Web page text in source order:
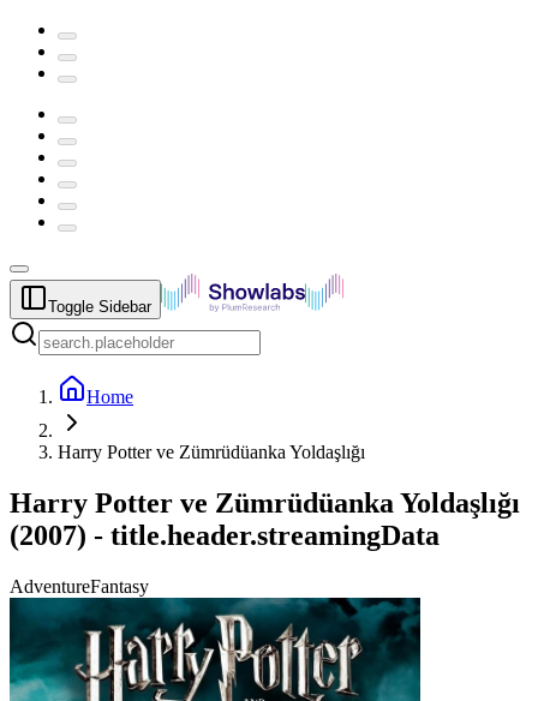
Toggle Sidebar
Home
Harry Potter ve Zümrüdüanka Yoldaşlığı
Harry Potter ve Zümrüdüanka Yoldaşlığı
(2007) - title.header.streamingData
AdventureFantasy